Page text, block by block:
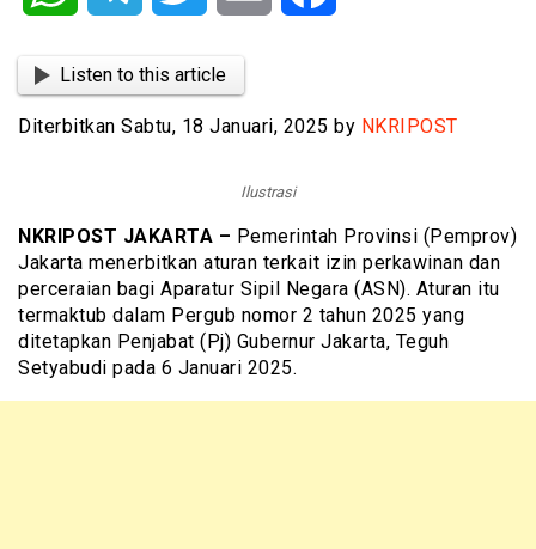
Listen to this article
Diterbitkan Sabtu, 18 Januari, 2025 by NKRIPOST
Ilustrasi
NKRIPOST JAKARTA – Pemerintah Provinsi (Pemprov)
Jakarta menerbitkan aturan terkait izin perkawinan dan
perceraian bagi Aparatur Sipil Negara (ASN). Aturan itu
termaktub dalam Pergub nomor 2 tahun 2025 yang
ditetapkan Penjabat (Pj) Gubernur Jakarta, Teguh
Setyabudi pada 6 Januari 2025.